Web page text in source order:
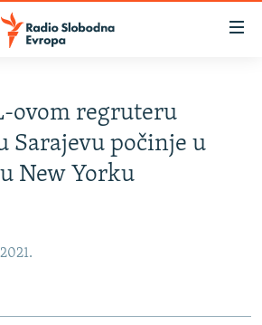
ovom regruteru
Sarajevu počinje u
New Yorku